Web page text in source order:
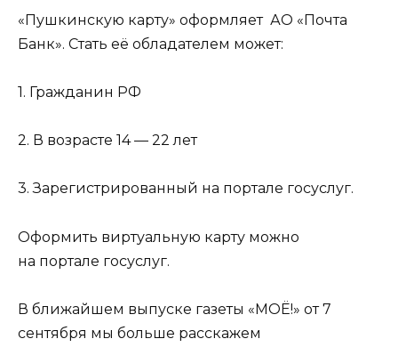
«Пушкинскую карту» оформляет АО «Почта
Банк». Стать её обладателем может:
1. Гражданин РФ
2. В возрасте 14 — 22 лет
3. Зарегистрированный на портале госуслуг.
Оформить виртуальную карту можно
на портале госуслуг.
В ближайшем выпуске газеты «МОЁ!» от 7
сентября мы больше расскажем